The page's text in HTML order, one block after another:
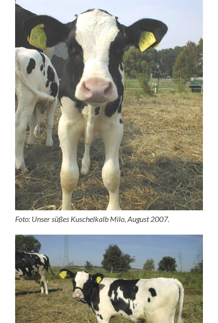
Foto: Unser süßes Kuschelkalb Milo, August 2007.